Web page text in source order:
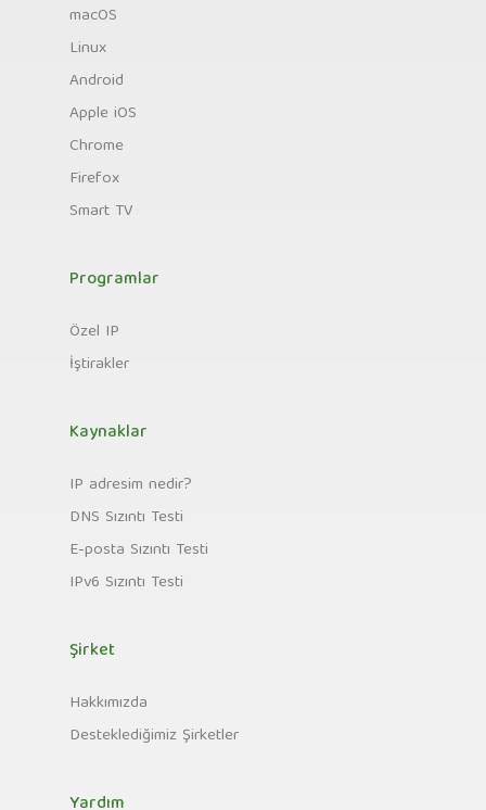
macOS
Linux
Android
Apple iOS
Chrome
Firefox
Smart TV
Programlar
Özel IP
İştirakler
Kaynaklar
IP adresim nedir?
DNS Sızıntı Testi
E-posta Sızıntı Testi
IPv6 Sızıntı Testi
Şirket
Hakkımızda
Desteklediğimiz Şirketler